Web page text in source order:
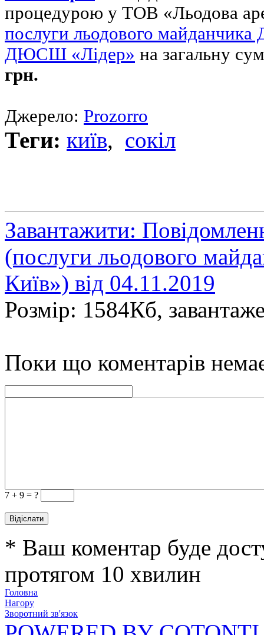
процедурою у ТОВ «Льодова
послуги льодового
ДЮСШ «Лідер» на загальну
грн.
Джерело: Prozorro
Теги: київ, сокіл
Завантажити:
(послуги льодового
Київ») від 04.11.2019
Розмір: 1584Кб,
Поки що коментарів
7 + 9 = ?
* Ваш коментар буде
протягом 10 хвилин
Головна
Нагору
Зворотний зв'язок